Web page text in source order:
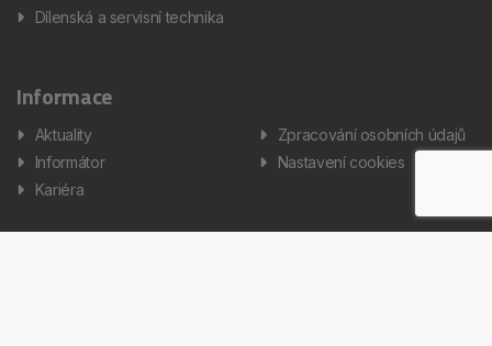
Dílenská a servisní technika
Informace
Aktuality
Informátor
Kariéra
Zpracování osobních údajů
Nastavení cookies